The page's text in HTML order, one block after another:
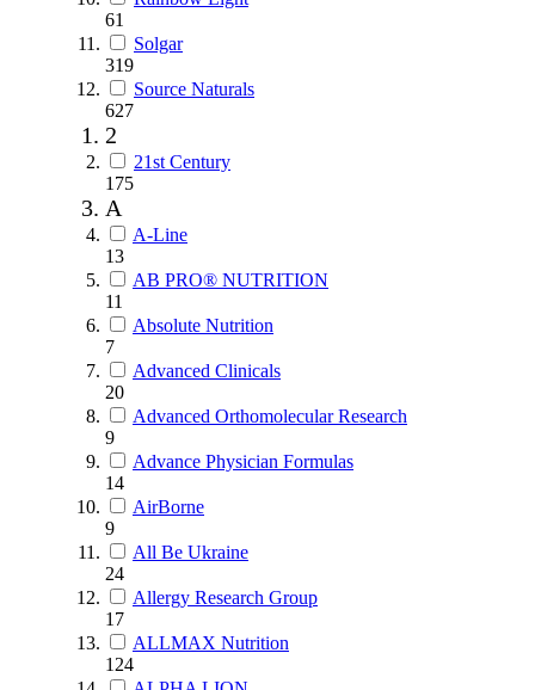
61
Solgar
319
Source Naturals
627
2
21st Century
175
A
A-Line
13
AB PRO® NUTRITION
11
Absolute Nutrition
7
Advanced Clinicals
20
Advanced Orthomolecular Research
9
Advance Physician Formulas
14
AirBorne
9
All Be Ukraine
24
Allergy Research Group
17
ALLMAX Nutrition
124